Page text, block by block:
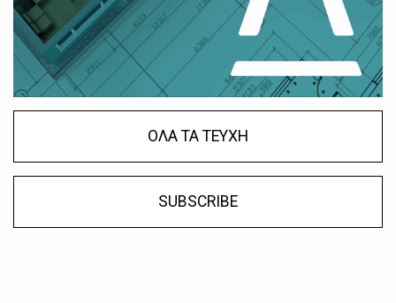
ΟΛΑ ΤΑ ΤΕΥΧΗ
SUBSCRIBE